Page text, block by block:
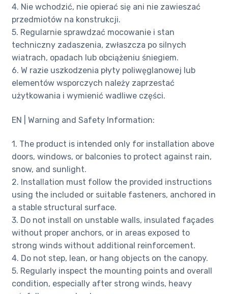
4. Nie wchodzić, nie opierać się ani nie zawieszać
przedmiotów na konstrukcji.
5. Regularnie sprawdzać mocowanie i stan
techniczny zadaszenia, zwłaszcza po silnych
wiatrach, opadach lub obciążeniu śniegiem.
6. W razie uszkodzenia płyty poliwęglanowej lub
elementów wsporczych należy zaprzestać
użytkowania i wymienić wadliwe części.
EN | Warning and Safety Information:
1. The product is intended only for installation above
doors, windows, or balconies to protect against rain,
snow, and sunlight.
2. Installation must follow the provided instructions
using the included or suitable fasteners, anchored in
a stable structural surface.
3. Do not install on unstable walls, insulated façades
without proper anchors, or in areas exposed to
strong winds without additional reinforcement.
4. Do not step, lean, or hang objects on the canopy.
5. Regularly inspect the mounting points and overall
condition, especially after strong winds, heavy